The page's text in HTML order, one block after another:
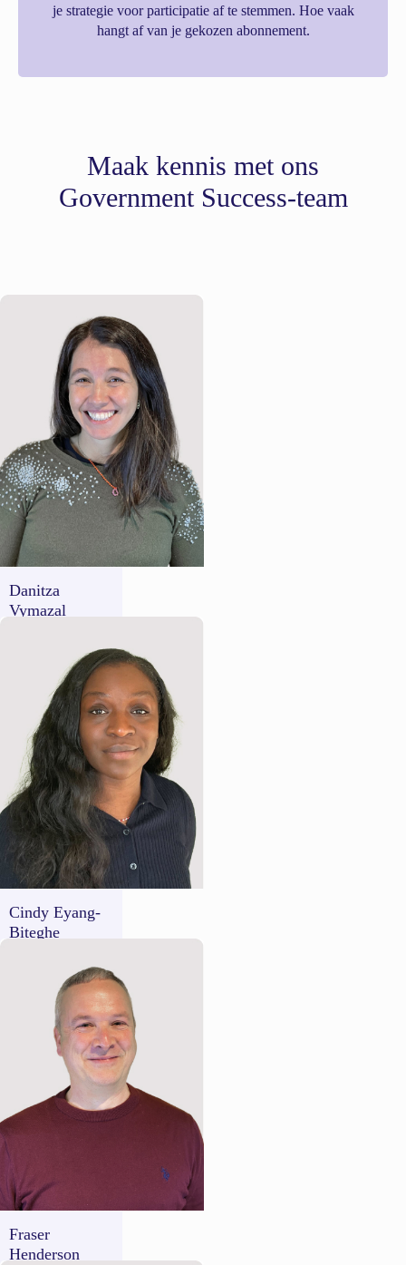
je strategie voor participatie af te stemmen. Hoe vaak
hangt af van je gekozen abonnement.
Maak kennis met ons
Government Success-team
Danitza
Vymazal
Success Director
Cindy Eyang-
Biteghe
Success Manager
Fraser
Henderson